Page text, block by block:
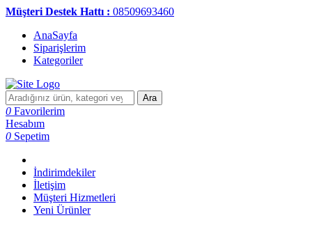
Müşteri Destek Hattı : 08509693460
AnaSayfa
Siparişlerim
Kategoriler
Ara
0 Favorilerim
Hesabım
0 Sepetim
İndirimdekiler
İletişim
Müşteri Hizmetleri
Yeni Ürünler